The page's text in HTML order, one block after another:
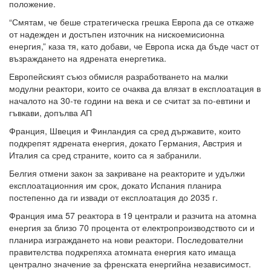
положение.
“Смятам, че беше стратегическа грешка Европа да се откаже
от надежден и достъпен източник на нискоемисионна
енергия,” каза тя, като добави, че Европа иска да бъде част от
възраждането на ядрената енергетика.
Европейският съюз обмисля разработването на малки
модулни реактори, които се очаква да влязат в експлоатация в
началото на 30-те години на века и се считат за по-евтини и
гъвкави, допълва АП
Франция, Швеция и Финландия са сред държавите, които
подкрепят ядрената енергия, докато Германия, Австрия и
Италия са сред страните, които са я забранили.
Белгия отмени закон за закриване на реакторите и удължи
експлоатационния им срок, докато Испания планира
постепенно да ги извади от експлоатация до 2035 г.
Франция има 57 реактора в 19 централи и разчита на атомна
енергия за близо 70 процента от електропроизводството си и
планира изграждането на нови реактори. Последователни
правителства подкрепяха атомната енергия като имаща
централно значение за френската енергийна независимост.